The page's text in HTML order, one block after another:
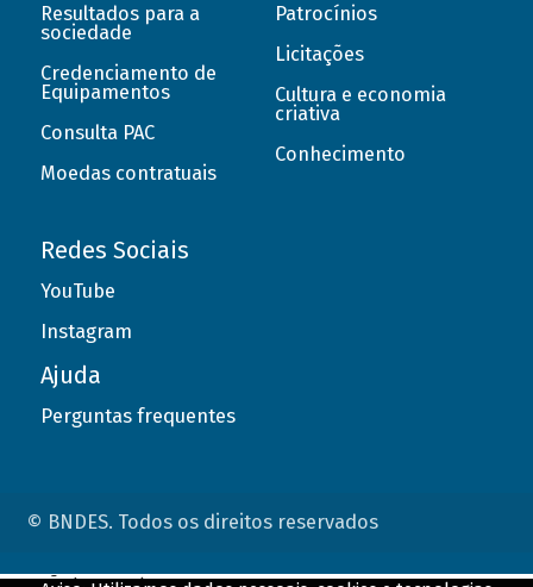
Resultados para a
sociedade
Credenciamento de
Equipamentos
Consulta PAC
Moedas contratuais
Patrocínios
Licitações
Cultura e economia
criativa
Conhecimento
Redes Sociais
YouTube
Instagram
Ajuda
Perguntas frequentes
© BNDES. Todos os direitos reservados